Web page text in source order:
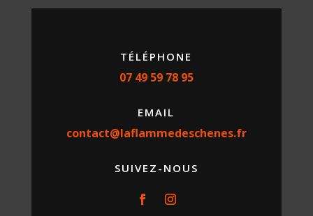
TÉLÉPHONE
07 49 59 78 95
EMAIL
contact@laflammedeschenes.fr
SUIVEZ-NOUS